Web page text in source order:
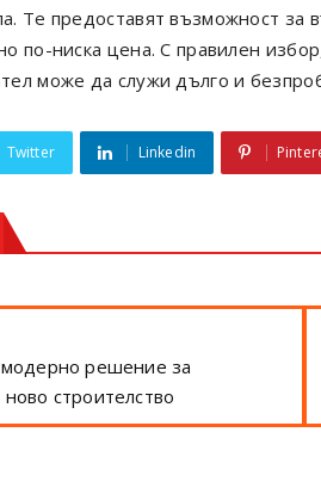
Те предоставят възможност за
по-ниска цена. С правилен
може да служи дълго и
Twitter Linkedin
модерно решение за
строителство